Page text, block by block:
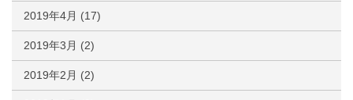
2019年4月 (17)
2019年3月 (2)
2019年2月 (2)